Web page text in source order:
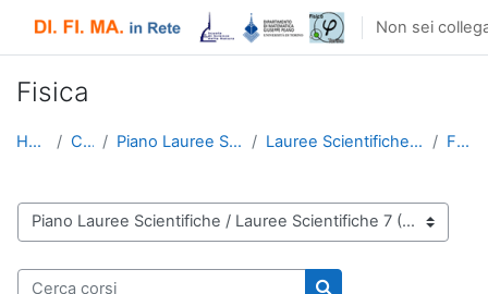
Non sei
Fisica
Home Corsi Piano Lauree Scientifiche Lauree Scientifiche 7 (2015-16) Fisica
Categorie di corso
Cerca corsi